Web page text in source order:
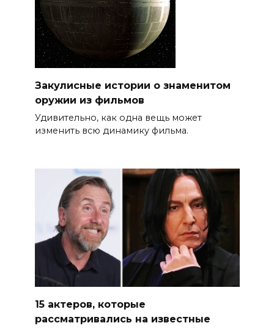
Закулисные истории о знаменитом
оружии из фильмов
Удивительно, как одна вещь может
изменить всю динамику фильма.
15 актеров, которые
рассматривались на известные